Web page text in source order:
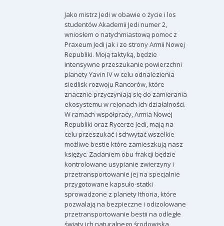
Jako mistrz Jedi w obawie o życie i los
studentów Akademii Jedi numer 2,
wniosłem o natychmiastową pomoc z
Praxeum Jedi jak i ze strony Armii Nowej
Republiki. Moją taktyką, będzie
intensywne przeszukanie powierzchni
planety Yavin IV w celu odnalezienia
siedlisk rozwoju Rancorów, które
znacznie przyczyniają się do zamierania
ekosystemu w rejonach ich działalności.
W ramach współpracy, Armia Nowej
Republiki oraz Rycerze Jedi, mają na
celu przeszukać i schwytać wszelkie
możliwe bestie które zamieszkują nasz
księżyc. Zadaniem obu frakcji będzie
kontrolowane usypianie zwierzyny i
przetransportowanie jej na specjalnie
przygotowane kapsuło-statki
sprowadzone z planety Ithoria, które
pozwalają na bezpieczne i odizolowane
przetransportowanie bestii na odległe
światy ich naturalnego środowiska,